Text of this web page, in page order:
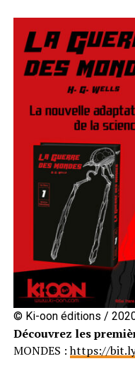
© Ki-oon éditions /
Découvrez les
MONDES :https://